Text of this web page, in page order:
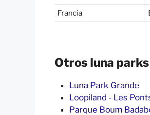
Francia
Otros luna
Luna Park Grande
Loopiland - Les
Parque Boum